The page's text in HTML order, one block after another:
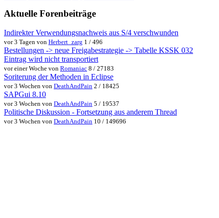
Aktuelle Forenbeiträge
Indirekter Verwendungsnachweis aus S/4 verschwunden
vor 3 Tagen von Herbert_zarg 1 / 496
Bestellungen -> neue Freigabestrategie -> Tabelle KSSK 032
Eintrag wird nicht transportiert
vor einer Woche von Romaniac 8 / 27183
Soriterung der Methoden in Eclipse
vor 3 Wochen von DeathAndPain 2 / 18425
SAPGui 8.10
vor 3 Wochen von DeathAndPain 5 / 19537
Politische Diskussion - Fortsetzung aus anderem Thread
vor 3 Wochen von DeathAndPain 10 / 149696